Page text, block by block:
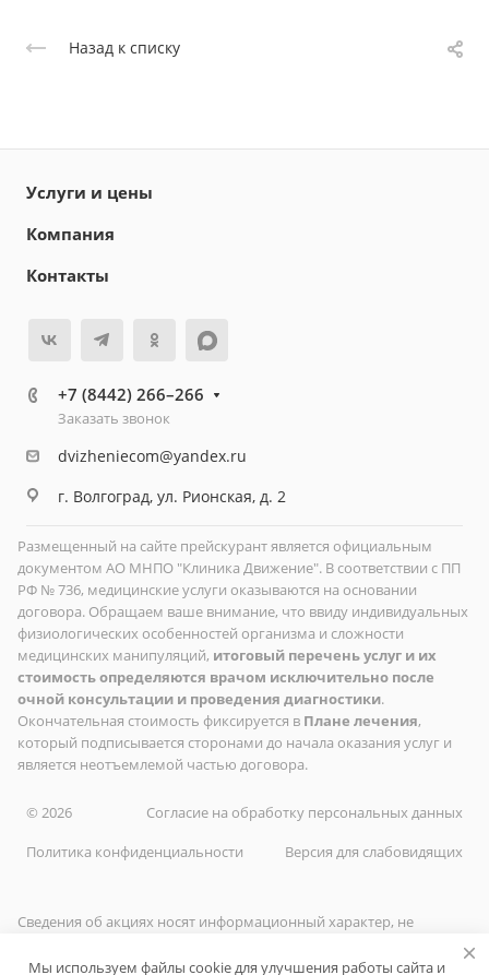
Назад к списку
Услуги и цены
Компания
Контакты
+7 (8442) 266–266
Заказать звонок
dvizheniecom@yandex.ru
г. Волгоград, ул. Рионская, д. 2
Размещенный на сайте прейскурант является официальным
документом АО МНПО "Клиника Движение". В соответствии с ПП
РФ № 736, медицинские услуги оказываются на основании
договора. Обращаем ваше внимание, что ввиду индивидуальных
физиологических особенностей организма и сложности
медицинских манипуляций, итоговый перечень услуг и их
стоимость определяются врачом исключительно после
очной консультации и проведения диагностики.
Окончательная стоимость фиксируется в Плане лечения,
который подписывается сторонами до начала оказания услуг и
является неотъемлемой частью договора.
© 2026
Согласие на обработку персональных данных
Политика конфиденциальности
Версия для слабовидящих
Сведения об акциях носят информационный характер, не
предложения ограничен. Подробные условия — у
Мы используем файлы cookie для улучшения работы сайта и